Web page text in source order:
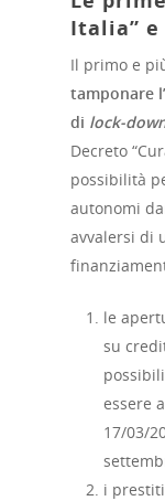
Italia” e
Il primo e
tamponare
di lock-
Decreto
possibilità
autonomi
avvalersi di
le
su
essere
17/03/
i